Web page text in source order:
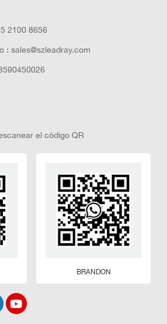
2100 8656
: sales@szleadray.com
el código QR
BRANDON